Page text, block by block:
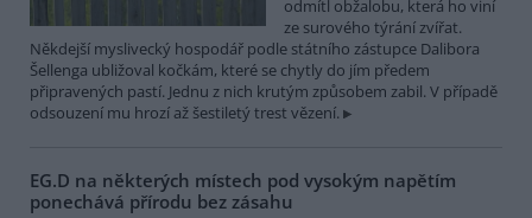
odmítl obžalobu, která ho viní
ze surového týrání zvířat.
Někdejší myslivecký hospodář podle státního zástupce Dalibora
Šellenga ubližoval kočkám, které se chytly do jím předem
připravených pastí. Jednu z nich krutým způsobem zabil. V případě
odsouzení mu hrozí až šestiletý trest vězení.
EG.D na některých místech pod vysokým napětím
ponechává přírodu bez zásahu